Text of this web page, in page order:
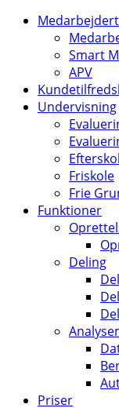
Smart
APV
Undervisning
Friskole
Frie
Funktioner
Deling
Priser